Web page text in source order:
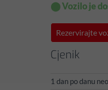
⬤ Vozilo je
Rezervirajte
Cjenik
1 dan po danu